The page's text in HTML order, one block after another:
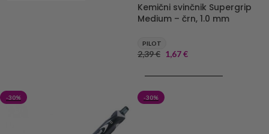
Kemični svinčnik Supergrip
Medium – črn, 1.0 mm
PILOT
2,39€ 1,67€
-30% -30%